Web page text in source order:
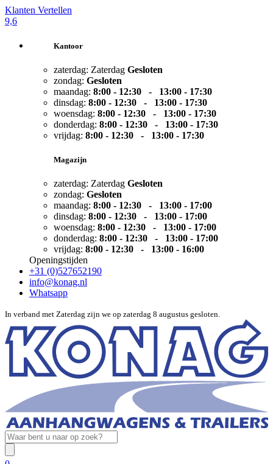
Klanten Vertellen
9,6
Kantoor
zaterdag: Zaterdag Gesloten
zondag: Gesloten
maandag: 8:00 - 12:30 - 13:00 - 17:30
dinsdag: 8:00 - 12:30 - 13:00 - 17:30
woensdag: 8:00 - 12:30 - 13:00 - 17:30
donderdag: 8:00 - 12:30 - 13:00 - 17:30
vrijdag: 8:00 - 12:30 - 13:00 - 17:30
Magazijn
zaterdag: Zaterdag Gesloten
zondag: Gesloten
maandag: 8:00 - 12:30 - 13:00 - 17:00
dinsdag: 8:00 - 12:30 - 13:00 - 17:00
woensdag: 8:00 - 12:30 - 13:00 - 17:00
donderdag: 8:00 - 12:30 - 13:00 - 17:00
vrijdag: 8:00 - 12:30 - 13:00 - 16:00
Openingstijden
+31 (0)527652190
info@konag.nl
Whatsapp
In verband met Zaterdag zijn we op zaterdag 8 augustus gesloten.